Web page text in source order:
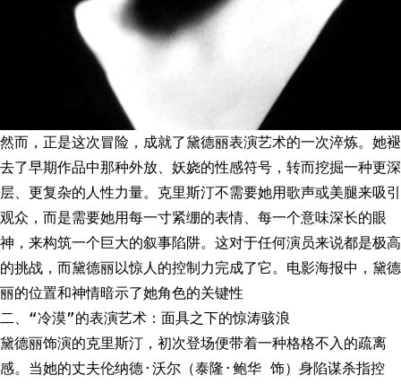
然而，正是这次冒险，成就了黛德丽表演艺术的一次淬炼。她褪
去了早期作品中那种外放、妖娆的性感符号，转而挖掘一种更深
层、更复杂的人性力量。克里斯汀不需要她用歌声或美腿来吸引
观众，而是需要她用每一寸紧绷的表情、每一个意味深长的眼
神，来构筑一个巨大的叙事陷阱。这对于任何演员来说都是极高
的挑战，而黛德丽以惊人的控制力完成了它。电影海报中，黛德
丽的位置和神情暗示了她角色的关键性
二、“冷漠”的表演艺术：面具之下的惊涛骇浪
黛德丽饰演的克里斯汀，初次登场便带着一种格格不入的疏离
感。当她的丈夫伦纳德·沃尔（泰隆·鲍华 饰）身陷谋杀指控